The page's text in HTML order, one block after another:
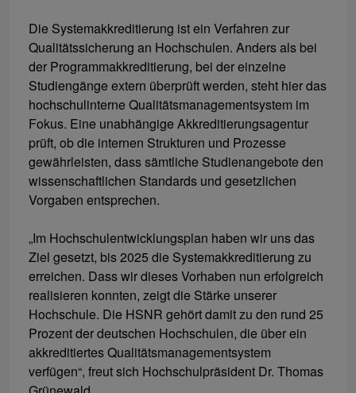
Die Systemakkreditierung ist ein Verfahren zur
Qualitätssicherung an Hochschulen. Anders als bei
der Programmakkreditierung, bei der einzelne
Studiengänge extern überprüft werden, steht hier das
hochschulinterne Qualitätsmanagementsystem im
Fokus. Eine unabhängige Akkreditierungsagentur
prüft, ob die internen Strukturen und Prozesse
gewährleisten, dass sämtliche Studienangebote den
wissenschaftlichen Standards und gesetzlichen
Vorgaben entsprechen.
„Im Hochschulentwicklungsplan haben wir uns das
Ziel gesetzt, bis 2025 die Systemakkreditierung zu
erreichen. Dass wir dieses Vorhaben nun erfolgreich
realisieren konnten, zeigt die Stärke unserer
Hochschule. Die HSNR gehört damit zu den rund 25
Prozent der deutschen Hochschulen, die über ein
akkreditiertes Qualitätsmanagementsystem
verfügen“, freut sich Hochschulpräsident Dr. Thomas